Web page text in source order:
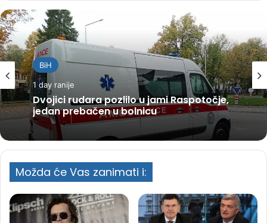
BiH
1 day ranije
Dvojici rudara pozlilo u jami Raspotočje,
jedan prebačen u bolnicu
Možda će Vas zanimati i: